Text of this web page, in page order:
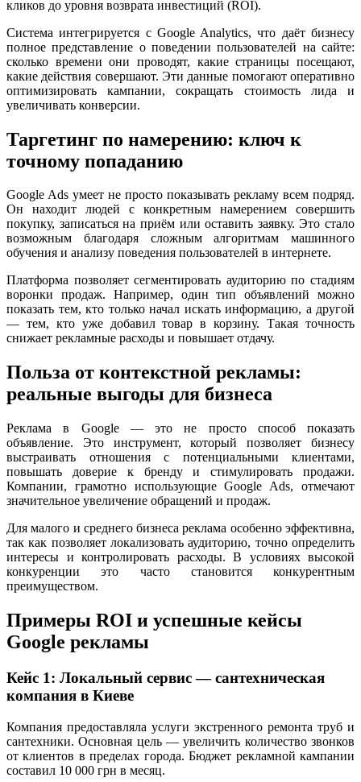
кликов до уровня возврата инвестиций (ROI).
Система интегрируется с Google Analytics, что даёт бизнесу
полное представление о поведении пользователей на сайте:
сколько времени они проводят, какие страницы посещают,
какие действия совершают. Эти данные помогают оперативно
оптимизировать кампании, сокращать стоимость лида и
увеличивать конверсии.
Таргетинг по намерению: ключ к
точному попаданию
Google Ads умеет не просто показывать рекламу всем подряд.
Он находит людей с конкретным намерением совершить
покупку, записаться на приём или оставить заявку. Это стало
возможным благодаря сложным алгоритмам машинного
обучения и анализу поведения пользователей в интернете.
Платформа позволяет сегментировать аудиторию по стадиям
воронки продаж. Например, один тип объявлений можно
показать тем, кто только начал искать информацию, а другой
— тем, кто уже добавил товар в корзину. Такая точность
снижает рекламные расходы и повышает отдачу.
Польза от контекстной рекламы:
реальные выгоды для бизнеса
Реклама в Google — это не просто способ показать
объявление. Это инструмент, который позволяет бизнесу
выстраивать отношения с потенциальными клиентами,
повышать доверие к бренду и стимулировать продажи.
Компании, грамотно использующие Google Ads, отмечают
значительное увеличение обращений и продаж.
Для малого и среднего бизнеса реклама особенно эффективна,
так как позволяет локализовать аудиторию, точно определить
интересы и контролировать расходы. В условиях высокой
конкуренции это часто становится конкурентным
преимуществом.
Примеры ROI и успешные кейсы
Google рекламы
Кейс 1: Локальный сервис — сантехническая
компания в Киеве
Компания предоставляла услуги экстренного ремонта труб и
сантехники. Основная цель — увеличить количество звонков
от клиентов в пределах города. Бюджет рекламной кампании
составил 10 000 грн в месяц.